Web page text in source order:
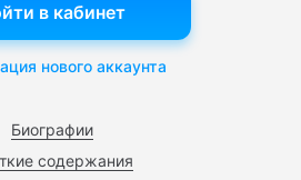
Биографии
содержания
в кабинет
нового аккаунта